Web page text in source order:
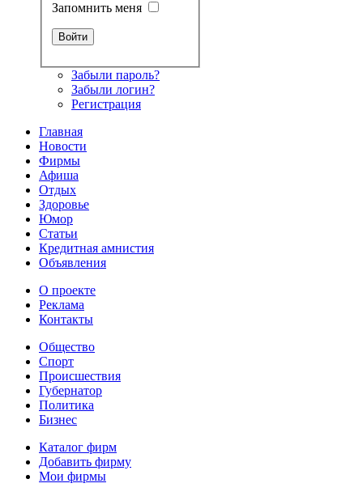
Запомнить меня
Забыли пароль?
Забыли логин?
Регистрация
Главная
Новости
Фирмы
Афиша
Отдых
Здоровье
Юмор
Статьи
Кредитная амнистия
Объявления
О проекте
Реклама
Контакты
Общество
Спорт
Происшествия
Губернатор
Политика
Бизнес
Каталог фирм
Добавить фирму
Мои фирмы